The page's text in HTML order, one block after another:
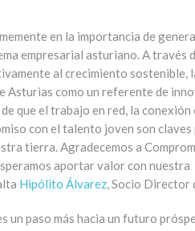
en la importancia de
empresarial asturiano. A través
al crecimiento sostenible,
Asturias como un referente de
que el trabajo en red, la conexión
con el talento joven son claves
tierra. Agradecemos a
aportar valor con nuestra
Hipólito Álvarez, Socio Director
un paso más hacia un futuro